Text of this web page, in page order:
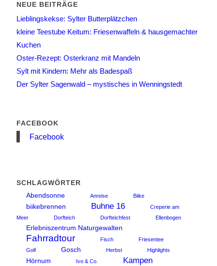
NEUE BEITRÄGE
Lieblingskekse: Sylter Butterplätzchen
kleine Teestube Keitum: Friesenwaffeln & hausgemachter
Kuchen
Oster-Rezept: Osterkranz mit Mandeln
Sylt mit Kindern: Mehr als Badespaß
Der Sylter Sagenwald – mystisches in Wenningstedt
FACEBOOK
Facebook
SCHLAGWÖRTER
Abendsonne
Anreise Biike
biikebrennen Buhne 16
Creperie am
Meer
Dorfteich Dorfteichfest Ellenbogen
Erlebniszentrum Naturgewalten
Fahrradtour Fisch
Friesentee
Golf
Gosch Herbst Highlights
Hörnum Ivo & Co. Kampen